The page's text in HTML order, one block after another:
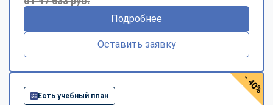
Подробнее
Оставить заявку
Есть учебный план
- 40%